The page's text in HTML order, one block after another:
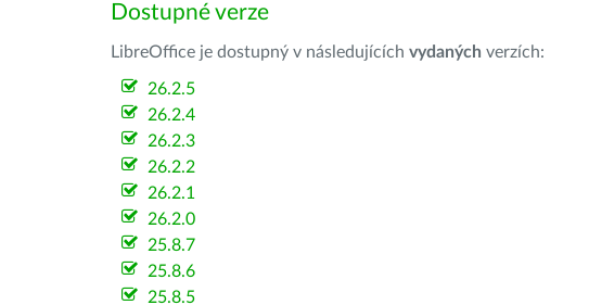
Dostupné verze
LibreOffice je dostupný v následujících vydaných verzích:
26.2.5
26.2.4
26.2.3
26.2.2
26.2.1
26.2.0
25.8.7
25.8.6
25.8.5